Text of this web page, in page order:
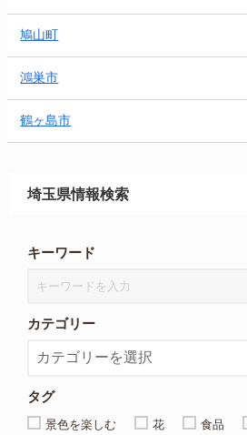
鳩山町
鴻巣市
鶴ヶ島市
埼玉県情報検索
キーワード
カテゴリー
タグ
景色を楽しむ 花 食品